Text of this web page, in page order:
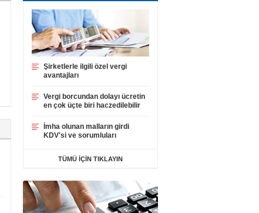
Şirketlerle ilgili özel vergi
avantajları
Vergi borcundan dolayı ücretin
en çok üçte biri haczedilebilir
İmha olunan malların girdi
KDV'si ve sorumluları
TÜMÜ İÇİN TIKLAYIN